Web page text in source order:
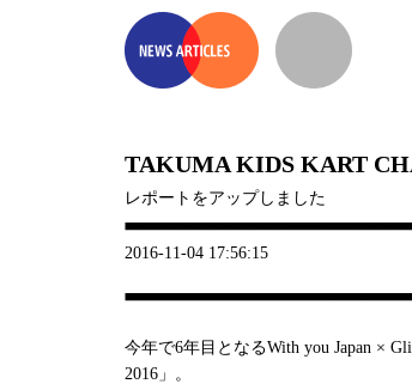
TAKUMA KIDS KART
レポートをアップしました
2016-11-04 17:56:15
今年で6年目となるWith you Japan ×
2016」。